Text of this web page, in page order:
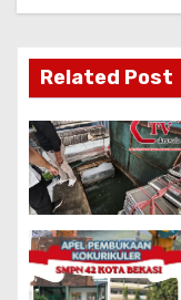
Related Post